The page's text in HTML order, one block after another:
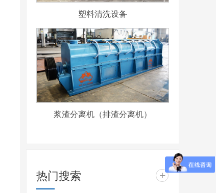
塑料清洗设备
浆渣分离机（排渣分离机）
热门搜索 +